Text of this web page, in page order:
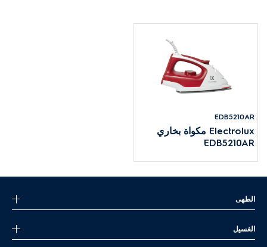
EDB5210AR
Electrolux مكواة بخاري
EDB5210AR
الطهى
الغسيل